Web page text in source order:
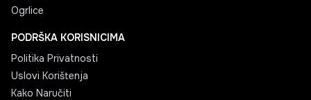
Ogrlice
PODRŠKA KORISNICIMA
Politika Privatnosti
Uslovi Korištenja
Kako Naručiti